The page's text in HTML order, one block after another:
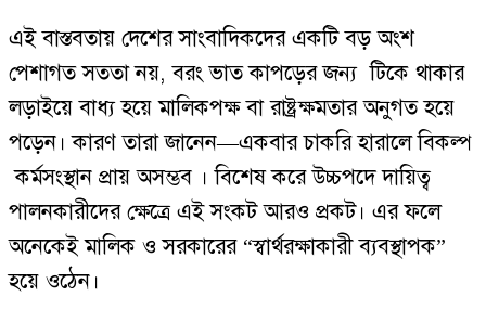
এই বাস্তবতায় দেশের সাংবাদিকদের একটি বড় অংশ
পেশাগত সততা নয়, বরং ভাত কাপড়ের জন্য টিকে থাকার
লড়াইয়ে বাধ্য হয়ে মালিকপক্ষ বা রাষ্ট্রক্ষমতার অনুগত হয়ে
পড়েন। কারণ তারা জানেন—একবার চাকরি হারালে বিকল্প
কর্মসংস্থান প্রায় অসম্ভব । বিশেষ করে উচ্চপদে দায়িত্ব
পালনকারীদের ক্ষেত্রে এই সংকট আরও প্রকট। এর ফলে
অনেকেই মালিক ও সরকারের “স্বার্থরক্ষাকারী ব্যবস্থাপক”
হয়ে ওঠেন।